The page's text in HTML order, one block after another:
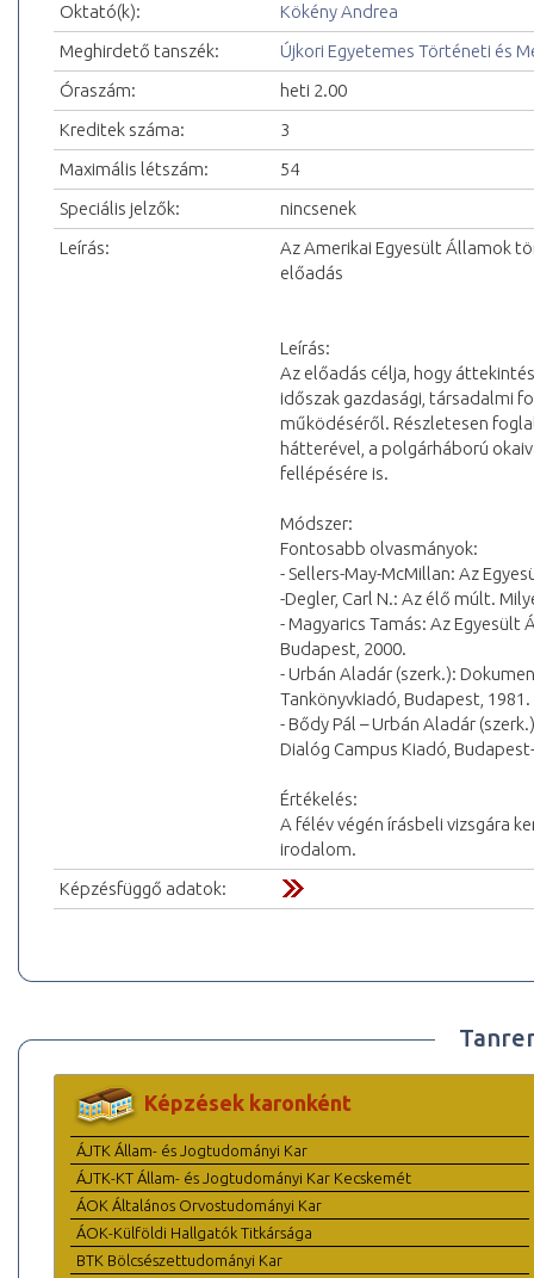
Oktató(k):
Kökény Andrea
Meghirdető tanszék:
Újkori Egyetemes Történeti és
Óraszám:
heti 2.00
Kreditek száma:
3
Maximális létszám:
54
Speciális jelzők:
nincsenek
Leírás:
Az Amerikai Egyesült Államok
előadás
Leírás:
Az előadás célja, hogy
időszak gazdasági, társadalmi
működéséről. Részletesen
hátterével, a polgárháború
fellépésére is.
Módszer:
Fontosabb olvasmányok:
- Sellers-May-McMillan: Az
-Degler, Carl N.: Az élő múlt.
- Magyarics Tamás: Az
Budapest, 2000.
- Urbán Aladár (szerk.):
Tankönyvkiadó, Budapest, 1981.
- Bődy Pál – Urbán Aladár
Dialóg Campus Kiadó,
Értékelés:
A félév végén írásbeli vizsgára
irodalom.
Képzésfüggő adatok:
Képzések karonként
ÁJTK Állam- és Jogtudományi Kar
ÁJTK-KT Állam- és Jogtudományi Kar Kecskemét
ÁOK Általános Orvostudományi Kar
ÁOK-Külföldi Hallgatók Titkársága
BTK Bölcsészettudományi Kar